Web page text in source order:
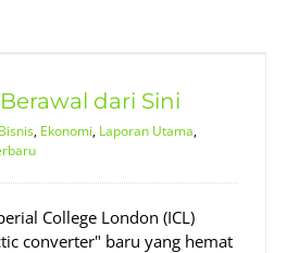
dari Sini
Bisnis, Ekonomi, Laporan Utama,
College London (ICL)
converter" baru yang hemat